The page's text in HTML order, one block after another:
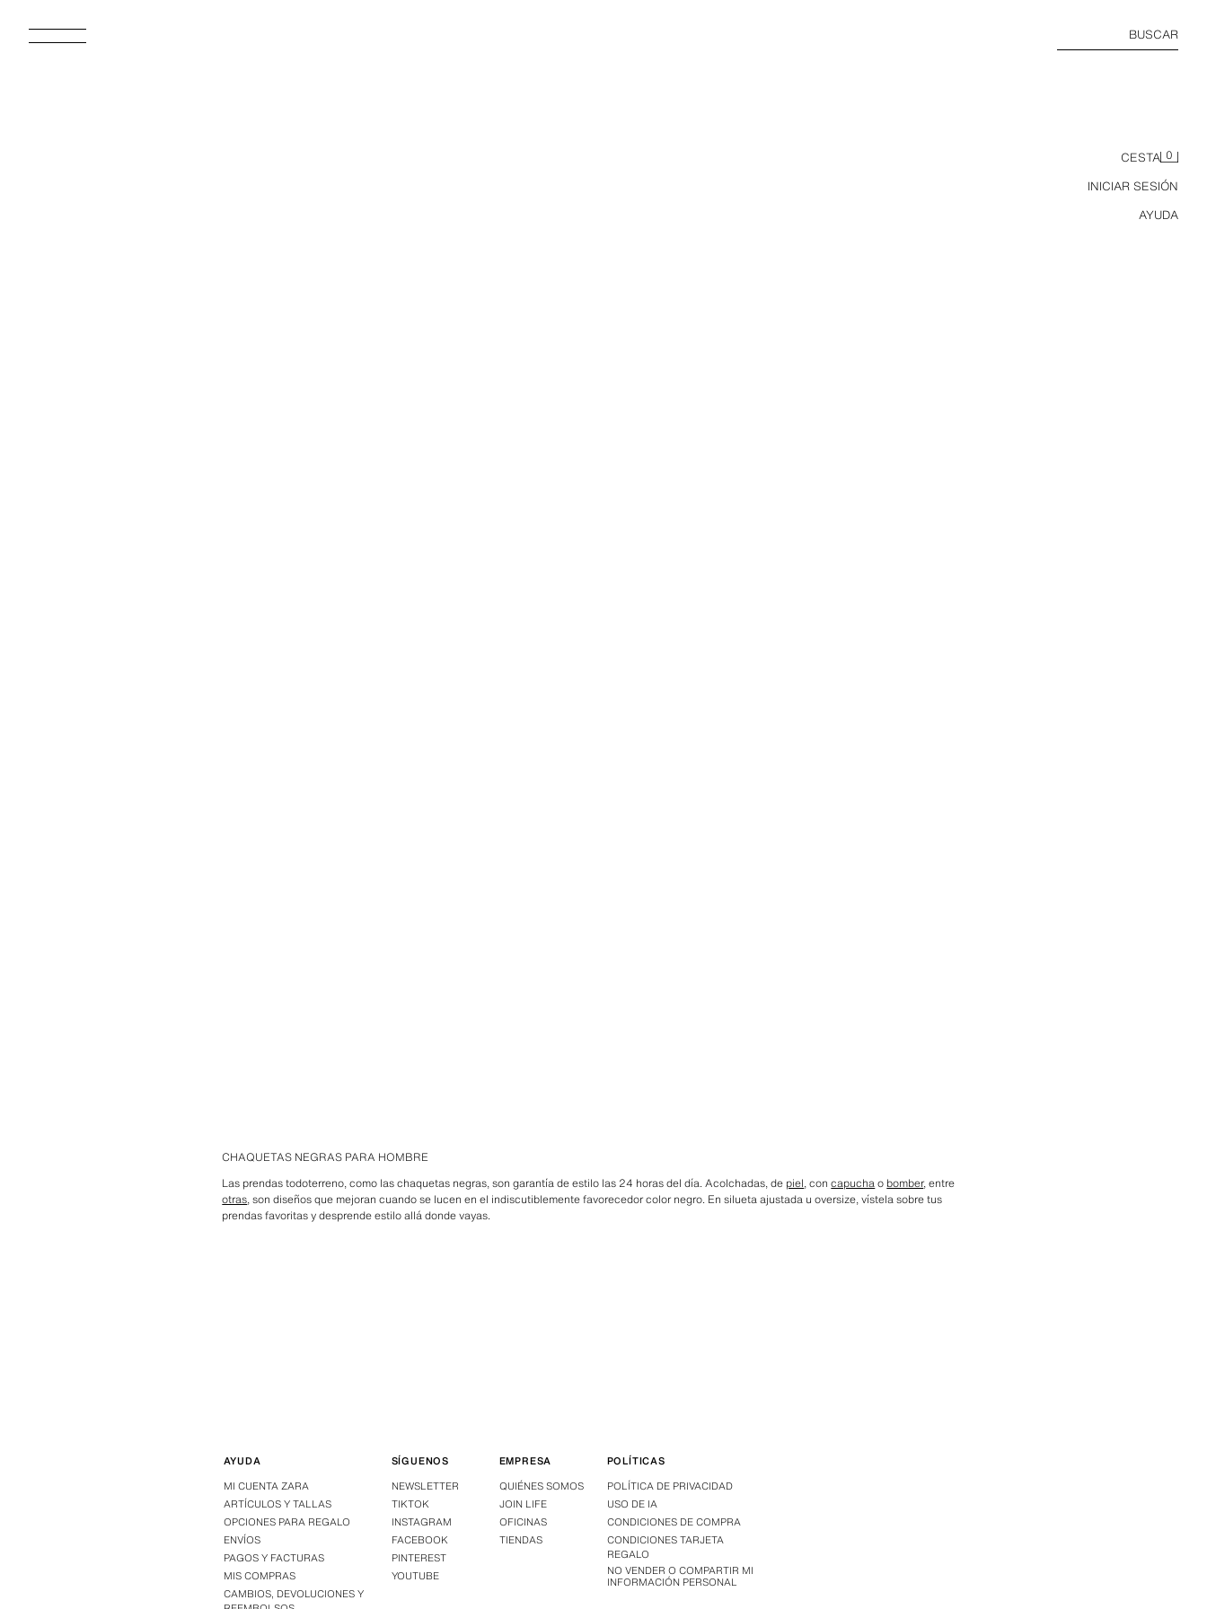
BUSCAR
CESTA 0
INICIAR SESIÓN
AYUDA
CHAQUETAS NEGRAS PARA HOMBRE
Las prendas todoterreno, como las chaquetas negras, son garantía de estilo las 24 horas del día. Acolchadas, de piel, concapuchao bomber, entre
otras, son diseños que mejoran cuando se lucen en el indiscutiblemente favorecedor color negro. En silueta ajustada u oversize, vístela sobre tus
prendas favoritas y desprende estilo allá donde vayas.
AYUDA
MI CUENTA ZARA
ARTÍCULOS Y TALLAS
OPCIONES PARA REGALO
ENVÍOS
PAGOS Y FACTURAS
MIS COMPRAS
CAMBIOS, DEVOLUCIONES Y
SÍGUENOS
NEWSLETTER
TIKTOK
INSTAGRAM
FACEBOOK
PINTEREST
YOUTUBE
EMPRESA
QUIÉNES SOMOS
JOIN LIFE
OFICINAS
TIENDAS
POLÍTICAS
POLÍTICA DE PRIVACIDAD
USO DE IA
CONDICIONES DE COMPRA
CONDICIONES TARJETA
REGALO
NO VENDER O COMPARTIR MI
INFORMACIÓN PERSONAL